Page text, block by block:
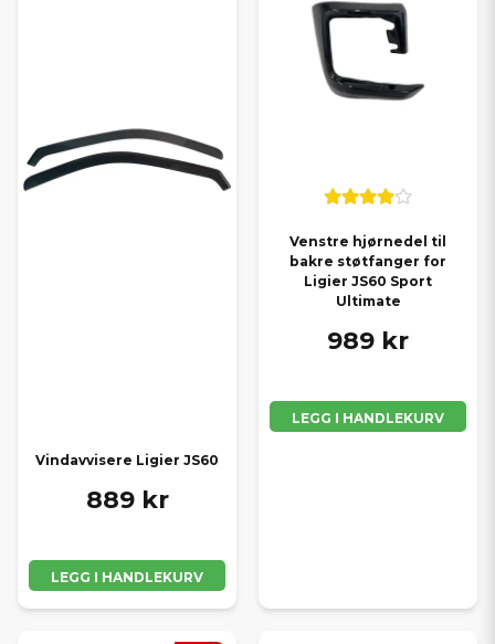
Vindavvisere Ligier JS60
889 kr
LEGG I HANDLEKURV
Venstre hjørnedel til
bakre støtfanger for
Ligier JS60 Sport
Ultimate
989 kr
LEGG I HANDLEKURV